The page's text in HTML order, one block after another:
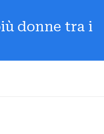
donne tra i